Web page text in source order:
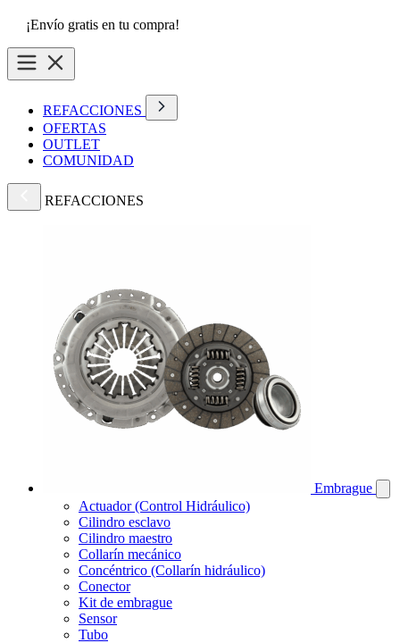
¡Envío gratis en tu compra!
REFACCIONES
OFERTAS
OUTLET
COMUNIDAD
REFACCIONES
Embrague
Actuador (Control Hidráulico)
Cilindro esclavo
Cilindro maestro
Collarín mecánico
Concéntrico (Collarín hidráulico)
Conector
Kit de embrague
Sensor
Tubo